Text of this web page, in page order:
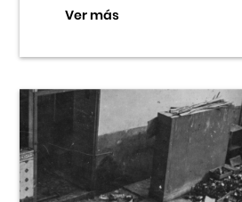
Ver más